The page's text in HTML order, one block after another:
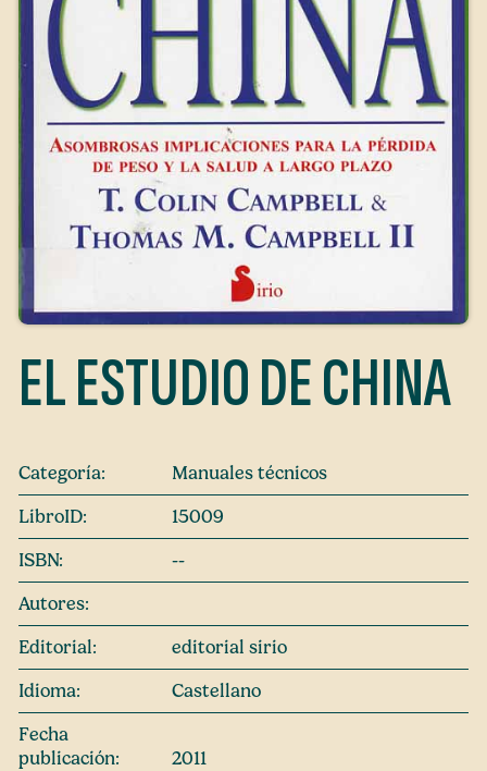
EL ESTUDIO DE CHINA
Categoría:
Manuales técnicos
LibroID:
15009
ISBN:
--
Autores:
Editorial:
editorial sirio
Idioma:
Castellano
Fecha
publicación:
2011